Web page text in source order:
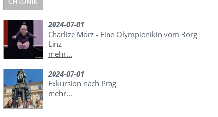
2024-07-01
Charlize Mörz - Eine Olympionikin vom Borg
Linz
mehr...
2024-07-01
Exkursion nach Prag
mehr...